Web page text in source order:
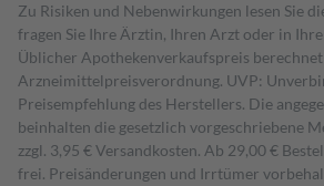
Zu Risiken und Nebenwirkungen lesen Sie
fragen Sie Ihre Ärztin, Ihren Arzt oder in
Üblicher Apothekenverkaufspreis
Arzneimittelpreisverordnung. UVP:
Preisempfehlung des Herstellers. Die
beinhalten die gesetzlich vorgeschriebene
zzgl. 3,95 € Versandkosten. Ab 29,00 €
frei. Preisänderungen und Irrtümer